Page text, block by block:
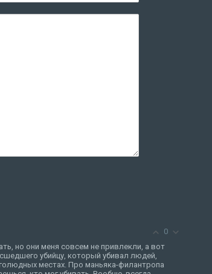
0
но они меня совсем не привлекли, а вот
убийцу, который убивал людей,
местах. Про маньяка-филантропа